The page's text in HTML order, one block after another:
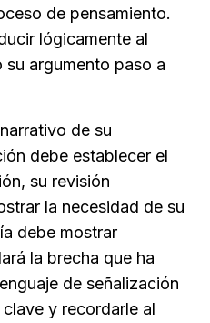
de pensamiento.
lógicamente al
argumento paso a
de su
debe establecer el
su revisión
la necesidad de su
debe mostrar
la brecha que ha
de señalización
y recordarle al